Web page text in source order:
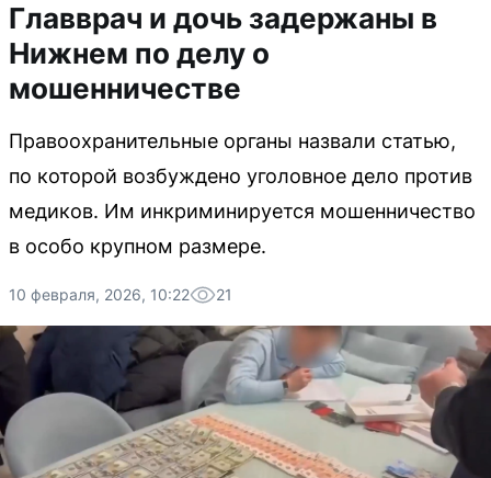
Главврач и дочь задержаны в
Нижнем по делу о
мошенничестве
Правоохранительные органы назвали статью,
по которой возбуждено уголовное дело против
медиков. Им инкриминируется мошенничество
в особо крупном размере.
10 февраля, 2026, 10:22 21